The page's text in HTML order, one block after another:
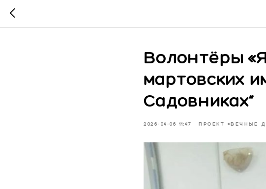
Волонтёры
мартовских
Садовниках”
2026-04-06 11:47 ПРОЕКТ «ВЕЧНЫЕ